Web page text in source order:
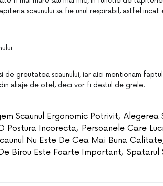
scaunului sa fie unul respirabil, astfel
de greutatea scaunului, iar aici mentionam
aliaje de otel, deci vor fi destul de grele.
Scaunul Ergonomic Potrivit, Alegerea
Postura Incorecta, Persoanele Care
Nu Este De Cea Mai Buna Calitate,
Birou Este Foarte Important, Spatarul